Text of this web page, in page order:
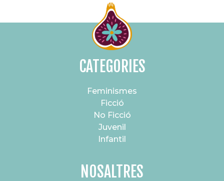
CATEGORIES
Feminismes
Ficció
No Ficció
Juvenil
Infantil
NOSALTRES